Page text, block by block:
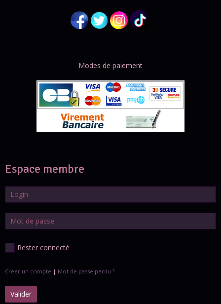
Modes de paiement
Espace membre
Rester connecté
Créer un compte | Mot de passe perdu ?
Valider